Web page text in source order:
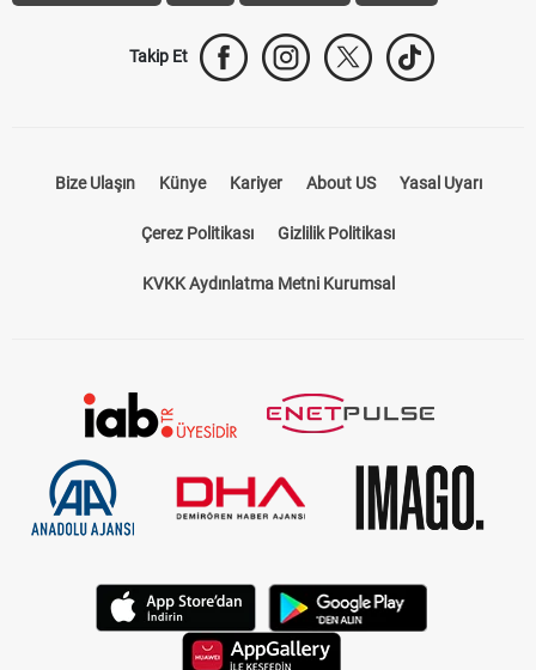
Takip Et
Bize Ulaşın Künye Kariyer About US Yasal Uyarı
Çerez Politikası Gizlilik Politikası
KVKK Aydınlatma Metni Kurumsal